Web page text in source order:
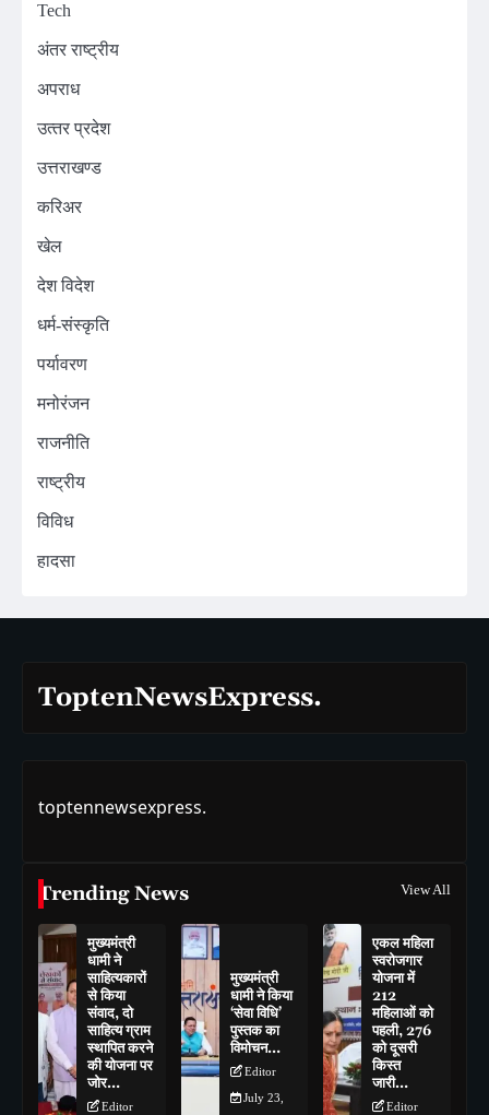
Tech
अंतर राष्ट्रीय
अपराध
उत्‍तर प्रदेश
उत्तराखण्ड
करिअर
खेल
देश विदेश
धर्म-संस्कृति
पर्यावरण
मनोरंजन
राजनीति
राष्ट्रीय
विविध
हादसा
ToptenNewsExpress.
toptennewsexpress.
Trending News View All
मुख्यमंत्री
धामी ने
साहित्यकारों
से किया
संवाद, दो
साहित्य ग्राम
स्थापित करने
की योजना पर
जोर…
Editor
मुख्यमंत्री
धामी ने किया
‘सेवा विधि’
पुस्तक का
विमोचन…
Editor
July 23,
एकल महिला
स्वरोजगार
योजना में
212
महिलाओं को
पहली, 276
को दूसरी
किस्त
जारी…
Editor